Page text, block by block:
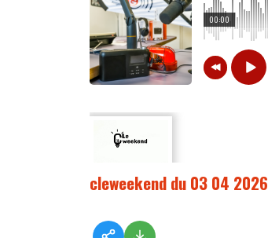
00:00
cleweekend du 03 04 2026